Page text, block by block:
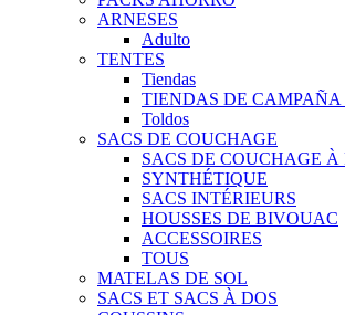
ARNESES
Adulto
TENTES
Tiendas
TIENDAS DE CAMPAÑA
Toldos
SACS DE COUCHAGE
SACS DE COUCHAGE À
SYNTHÉTIQUE
SACS INTÉRIEURS
HOUSSES DE BIVOUAC
ACCESSOIRES
TOUS
MATELAS DE SOL
SACS ET SACS À DOS